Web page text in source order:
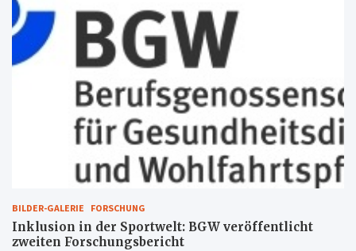
BILDER-GALERIE FORSCHUNG
Inklusion in der Sportwelt: BGW veröffentlicht
zweiten Forschungsbericht